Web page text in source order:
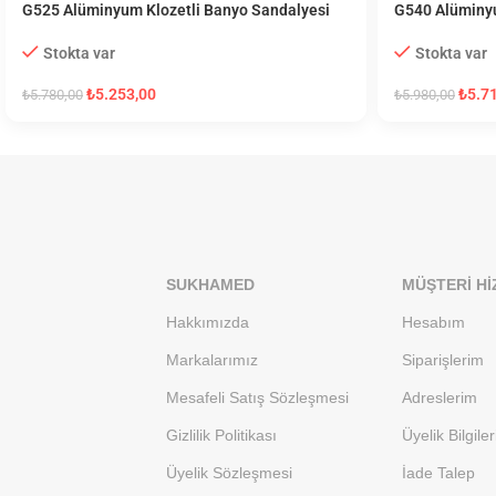
G525 Alüminyum Klozetli Banyo Sandalyesi
Stokta var
₺5.780,00 ₺5.253,00
G540
Stokta var
₺5.980,00 ₺
SUKHAMED
Hakkımızda
Markalarımız
Mesafeli Satış Sözleşmesi
Gizlilik Politikası
Üyelik Sözleşmesi
MÜŞTERI
Hesabım
Siparişlerim
Adreslerim
Üyelik
İade Talep